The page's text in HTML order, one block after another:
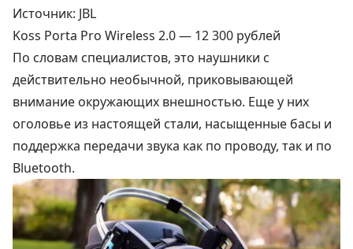
Источник: JBL
Koss Porta Pro Wireless 2.0 — 12 300 рублей
По словам специалистов, это наушники с
действительно необычной, приковывающей
внимание окружающих внешностью. Еще у них
оголовье из настоящей стали, насыщенные басы и
поддержка передачи звука как по проводу, так и по
Bluetooth.